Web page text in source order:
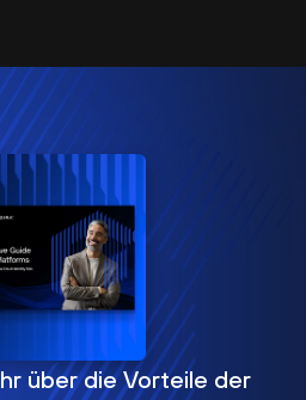
über die Vorteile der